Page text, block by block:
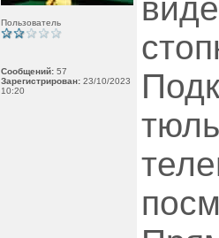
Пользователь
Сообщений: 57
Зарегистрирован: 23/10/2023
10:20